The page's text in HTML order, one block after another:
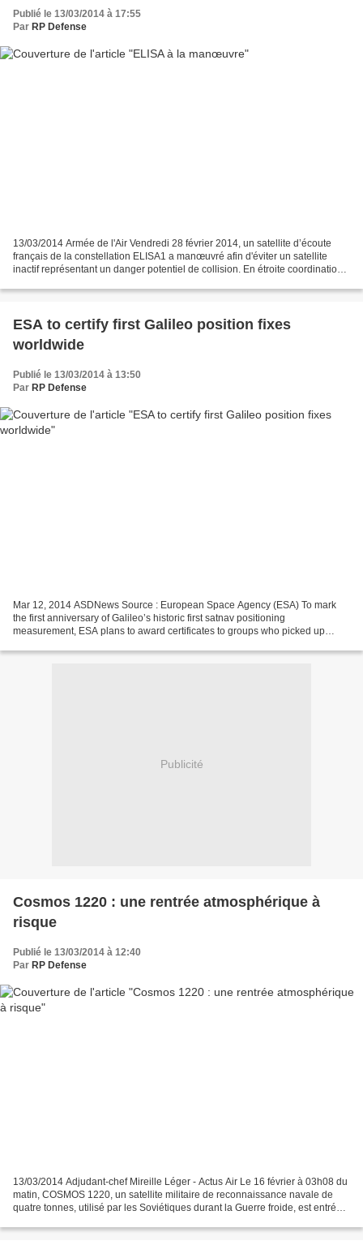
Publié le 13/03/2014 à 17:55
Par RP Defense
13/03/2014 Armée de l'Air Vendredi 28 février 2014, un satellite d’écoute
français de la constellation ELISA1 a manœuvré afin d'éviter un satellite
inactif représentant un danger potentiel de collision. En étroite coordination
ESA to certify first Galileo position fixes
worldwide
Publié le 13/03/2014 à 13:50
Par RP Defense
Mar 12, 2014 ASDNews Source : European Space Agency (ESA) To mark
the first anniversary of Galileo’s historic first satnav positioning
measurement, ESA plans to award certificates to groups who picked up
Publicité
Cosmos 1220 : une rentrée atmosphérique à
risque
Publié le 13/03/2014 à 12:40
Par RP Defense
13/03/2014 Adjudant-chef Mireille Léger - Actus Air Le 16 février à 03h08 du
matin, COSMOS 1220, un satellite militaire de reconnaissance navale de
quatre tonnes, utilisé par les Soviétiques durant la Guerre froide, est entré